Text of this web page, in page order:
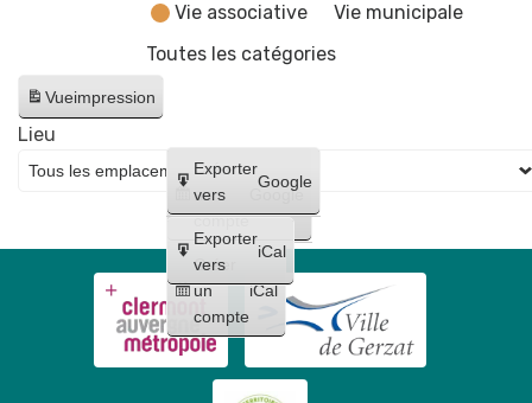
Vie associative
Vie municipale
Toutes les catégories
Vueimpression
Créer
un
compte
Google
Créer
un
compte
iCal
Exporter
vers
Google
Exporter
vers
iCal
Lieu